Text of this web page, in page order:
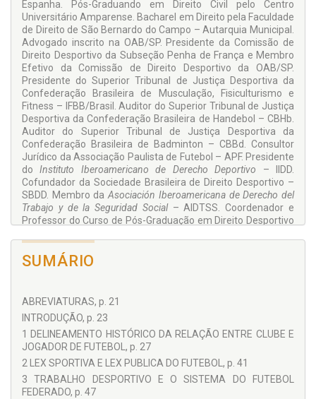
Espanha. Pós-Graduando em Direito Civil pelo Centro
Universitário Amparense. Bacharel em Direito pela Faculdade
de Direito de São Bernardo do Campo – Autarquia Municipal.
Advogado inscrito na OAB/SP. Presidente da Comissão de
Direito Desportivo da Subseção Penha de França e Membro
Efetivo da Comissão de Direito Desportivo da OAB/SP.
Presidente do Superior Tribunal de Justiça Desportiva da
Confederação Brasileira de Musculação, Fisiculturismo e
Fitness – IFBB/Brasil. Auditor do Superior Tribunal de Justiça
Desportiva da Confederação Brasileira de Handebol – CBHb.
Auditor do Superior Tribunal de Justiça Desportiva da
Confederação Brasileira de Badminton – CBBd. Consultor
Jurídico da Associação Paulista de Futebol – APF. Presidente
doInstituto Iberoamericano de Derecho Deportivo – IIDD.
Cofundador da Sociedade Brasileira de Direito Desportivo –
SBDD. Membro daAsociación Iberoamericana de Derecho del
Trabajo y de la Seguridad Social– AIDTSS. Coordenador e
Professor do Curso de Pós-Graduação em Direito Desportivo
Federal Concursos e Centro Universitário Amparense –
UNIFIA. Professor do Curso de Especialização em Direito
SUMÁRIO
ABREVIATURAS, p. 21
INTRODUÇÃO, p. 23
1 DELINEAMENTO HISTÓRICO DA RELAÇÃO ENTRE CLUBE E
JOGADOR DE FUTEBOL, p. 27
2 LEX SPORTIVA E LEX PUBLICA DO FUTEBOL, p. 41
3 TRABALHO DESPORTIVO E O SISTEMA DO FUTEBOL
FEDERADO, p. 47